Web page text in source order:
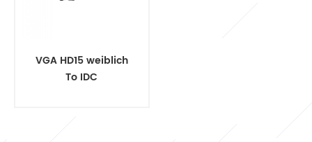
VGA HD15 weiblich
To IDC